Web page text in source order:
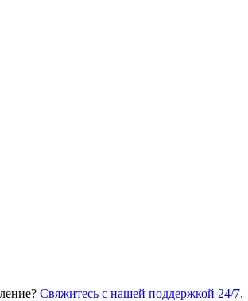
Свяжитесь с нашей поддержкой 24/7.